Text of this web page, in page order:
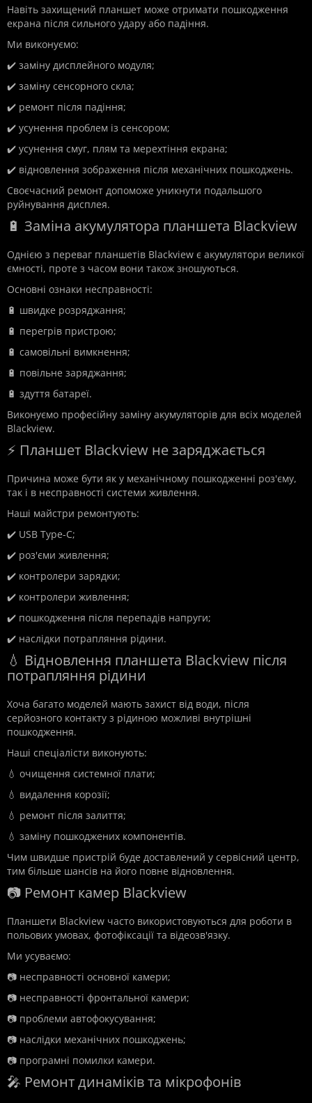
Навіть захищений планшет може отримати пошкодження
екрана після сильного удару або падіння.
Ми виконуємо:
✔️ заміну дисплейного модуля;
✔️ заміну сенсорного скла;
✔️ ремонт після падіння;
✔️ усунення проблем із сенсором;
✔️ усунення смуг, плям та мерехтіння екрана;
✔️ відновлення зображення після механічних пошкоджень.
Своєчасний ремонт допоможе уникнути подальшого
руйнування дисплея.
🔋 Заміна акумулятора планшета Blackview
Однією з переваг планшетів Blackview є акумулятори великої
ємності, проте з часом вони також зношуються.
Основні ознаки несправності:
🔋 швидке розряджання;
🔋 перегрів пристрою;
🔋 самовільні вимкнення;
🔋 повільне заряджання;
🔋 здуття батареї.
Виконуємо професійну заміну акумуляторів для всіх моделей
Blackview.
⚡ Планшет Blackview не заряджається
Причина може бути як у механічному пошкодженні роз'єму,
так і в несправності системи живлення.
Наші майстри ремонтують:
✔️ USB Type-C;
✔️ роз'єми живлення;
✔️ контролери зарядки;
✔️ контролери живлення;
✔️ пошкодження після перепадів напруги;
✔️ наслідки потрапляння рідини.
💧 Відновлення планшета Blackview після
потрапляння рідини
Хоча багато моделей мають захист від води, після
серйозного контакту з рідиною можливі внутрішні
пошкодження.
Наші спеціалісти виконують:
💧 очищення системної плати;
💧 видалення корозії;
💧 ремонт після залиття;
💧 заміну пошкоджених компонентів.
Чим швидше пристрій буде доставлений у сервісний центр,
тим більше шансів на його повне відновлення.
📷 Ремонт камер Blackview
Планшети Blackview часто використовуються для роботи в
польових умовах, фотофіксації та відеозв'язку.
Ми усуваємо:
📷 несправності основної камери;
📷 несправності фронтальної камери;
📷 проблеми автофокусування;
📷 наслідки механічних пошкоджень;
📷 програмні помилки камери.
🎤 Ремонт динаміків та мікрофонів